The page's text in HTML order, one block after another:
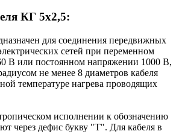
КГ 5x2,5:
для соединения передвижных
сетей при переменном
В или постоянном напряжении 1000 В,
не менее 8 диаметров кабеля
температуре нагрева проводящих
исполнении к обозначению
через дефис букву "Т". Для кабеля в